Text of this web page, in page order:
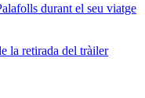
durant el seu viatge
la retirada del tràiler